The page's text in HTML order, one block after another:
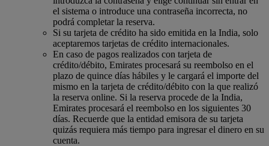
el sistema o introduce una contraseña incorrecta, no
podrá completar la reserva.
Si su tarjeta de crédito ha sido emitida en la India, solo
aceptaremos tarjetas de crédito internacionales.
En caso de pagos realizados con tarjeta de
crédito/débito, Emirates procesará su reembolso en el
plazo de quince días hábiles y le cargará el importe del
mismo en la tarjeta de crédito/débito con la que realizó
la reserva online. Si la reserva procede de la India,
Emirates procesará el reembolso en los siguientes 30
días. Recuerde que la entidad emisora de su tarjeta
quizás requiera más tiempo para ingresar el dinero en su
cuenta.